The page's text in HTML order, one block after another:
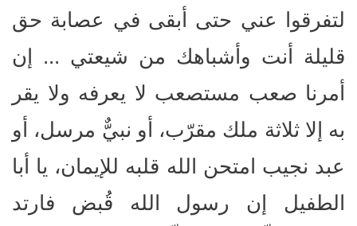
لتفرقوا عني حتى أبقى في عصابة حق
قليلة أنت وأشباهك من شيعتي ... إن
أمرنا صعب مستصعب لا يعرفه ولا يقر
به إلا ثلاثة ملك مقرّب، أو نبيٌّ مرسل، أو
عبد نجيب امتحن الله قلبه للإيمان، يا أبا
الطفيل إن رسول الله قُبض فارتد